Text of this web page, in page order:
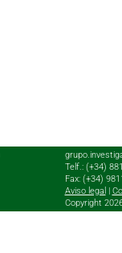
Telf.: (+34)
Fax: (+34)
Aviso legal
Copyright